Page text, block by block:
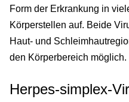
Form der Erkrankung in
Körperstellen auf. Beide
Haut- und
den Körperbereich möglich.
Herpes-simplex-